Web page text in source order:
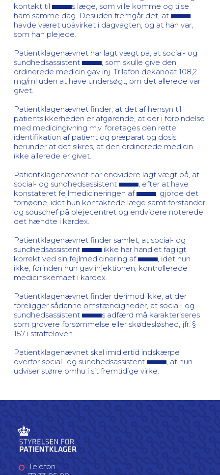
kontakt til
s læge, som ville komme og tilse
ham samme dag. Desuden fremgår det, at
havde været upåvirket i dagvagten, og at han var,
som han plejede.
Patientklagenævnet har lagt vægt på, at social- og
sundhedsassistent
, som skulle give den
ordinerede medicin gav inj. Trilafon dekanoat 108,2
mg/ml uden at have undersøgt, om det allerede var
givet.
Patientklagenævnet finder, at det af hensyn til
patientsikkerheden er afgørende, at der i forbindelse
med medicingivning m.v. foretages den rette
identifikation af patient og præparat og dosis,
herunder at det sikres, at den ordinerede medicin
ikke allerede er givet.
Patientklagenævnet har endvidere lagt vægt på, at
social- og sundhedsassistent
, efter at have
konstateret fejlmedicineringen af
, gjorde det
fornødne, idet hun kontaktede læge samt forstander
og souschef på plejecentret og endvidere noterede
det hændte i kardex.
Patientklagenævnet finder samlet, at social- og
sundhedsassistent
ikke har handlet fagligt
korrekt ved sin fejlmedicinering af
, idet hun
ikke, forinden hun gav injektionen, kontrollerede
medicinskemaet i kardex.
Patientklagenævnet finder derimod ikke, at der
foreligger sådanne omstændigheder, at social- og
sundhedsassistent
s adfærd må karakteriseres
som grovere forsømmelse eller skødesløshed, jfr. §
157 i straffeloven.
Patientklagenævnet skal imidlertid indskærpe
overfor social- og sundhedsassistent
, at hun
udviser større omhu i sit fremtidige virke.
Telefon